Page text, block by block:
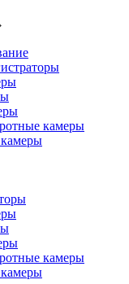
камеры
камеры